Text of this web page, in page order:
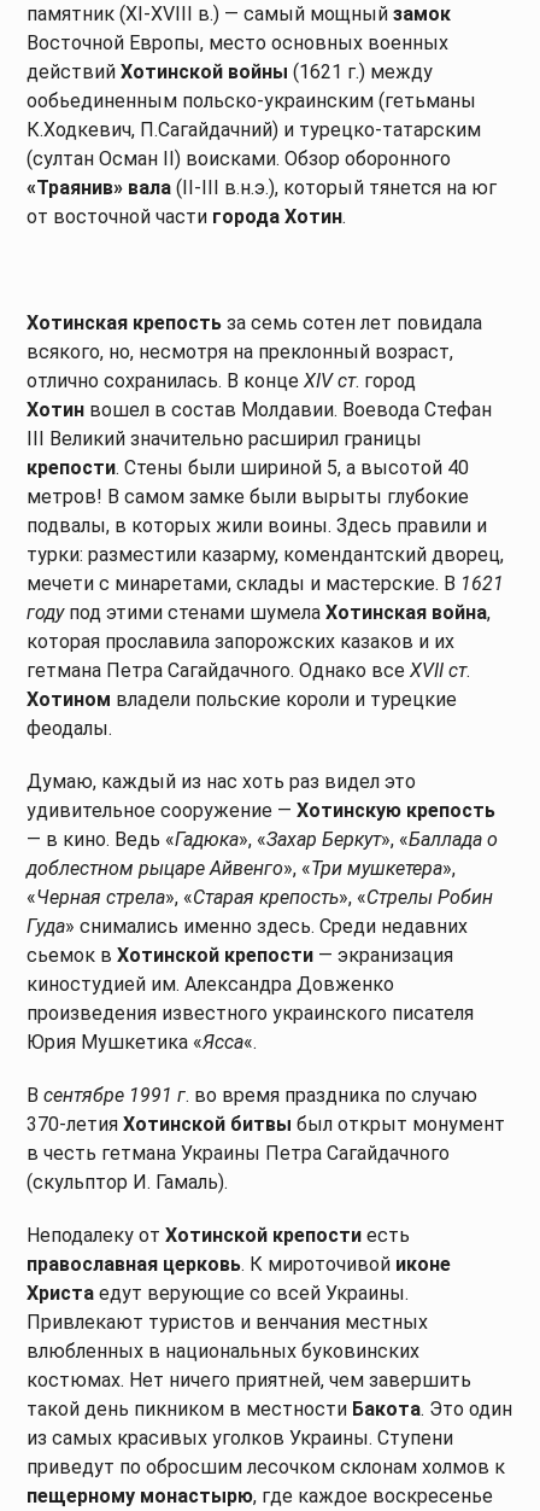
памятник (XI-XVIII в.) — самый мощныйзамок
Восточной Европы, место основных военных
действийХотинской войны (1621 г.) между
ообьединенным польско-украинским (гетьманы
К.Ходкевич, П.Сагайдачний) и турецко-татарским
(султан Осман II) воисками. Обзор оборонного
«Траянив» вала (II-III в.н.э.), который тянется на юг
от восточной части города Хотин.
Хотинская крепость за семь сотен лет повидала
всякого, но, несмотря на преклонный возраст,
отлично сохранилась. В концеXIV ст. город
Хотин вошел в состав Молдавии. Воевода Стефан
III Великий значительно расширил границы
крепости. Стены были шириной 5, а высотой 40
метров! В самом замке были вырыты глубокие
подвалы, в которых жили воины. Здесь правили и
турки: разместили казарму, комендантский дворец,
мечети с минаретами, склады и мастерские. В 1621
годупод этими стенами шумелаХотинская война,
которая прославила запорожских казаков и их
гетмана Петра Сагайдачного. Однако всеXVII ст.
Хотином владели польские короли и турецкие
феодалы.
Думаю, каждый из нас хоть раз видел это
удивительное сооружение —Хотинскую крепость
— в кино. Ведь «Гадюка», «Захар Беркут», «Баллада о
доблестном рыцаре Айвенго», «Три мушкетера»,
«Черная стрела», «Старая крепость», «Стрелы Робин
Гуда» снимались именно здесь. Среди недавних
сьемок вХотинской крепости — экранизация
киностудией им. Александра Довженко
произведения известного украинского писателя
Юрия Мушкетика «Ясса«.
Всентябре 1991 г. во время праздника по случаю
370-летияХотинской битвы был открыт монумент
в честь гетмана Украины Петра Сагайдачного
(скульптор И. Гамаль).
Неподалеку отХотинской крепости есть
православная церковь. К мироточивой иконе
Христаедут верующие со всей Украины.
Привлекают туристов и венчания местных
влюбленных в национальных буковинских
костюмах. Нет ничего приятней, чем завершить
такой день пикником в местности Бакота. Это один
из самых красивых уголков Украины. Ступени
приведут по обросшим лесочком склонам холмов к
пещерному монастырю, где каждое воскресенье